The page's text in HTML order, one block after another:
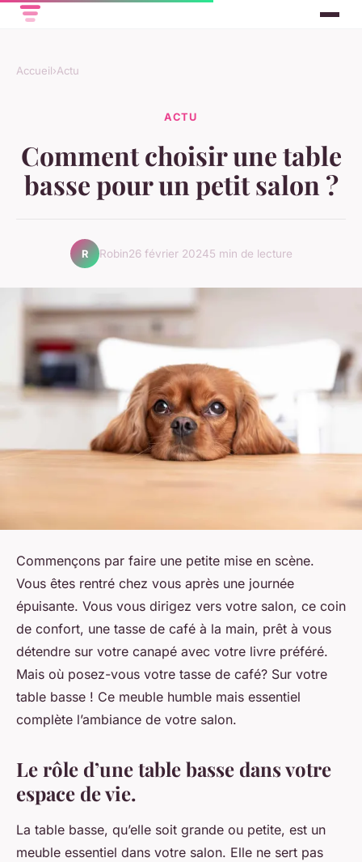
Accueil›Actu
ACTU
Comment choisir une table
basse pour un petit salon ?
R Robin26 février 20245 min de lecture
Commençons par faire une petite mise en scène.
Vous êtes rentré chez vous après une journée
épuisante. Vous vous dirigez vers votre salon, ce coin
de confort, une tasse de café à la main, prêt à vous
détendre sur votre canapé avec votre livre préféré.
Mais où posez-vous votre tasse de café? Sur votre
table basse ! Ce meuble humble mais essentiel
complète l’ambiance de votre salon.
Le rôle d’une table basse dans votre
espace de vie.
La table basse, qu’elle soit grande ou petite, est un
meuble essentiel dans votre salon. Elle ne sert pas